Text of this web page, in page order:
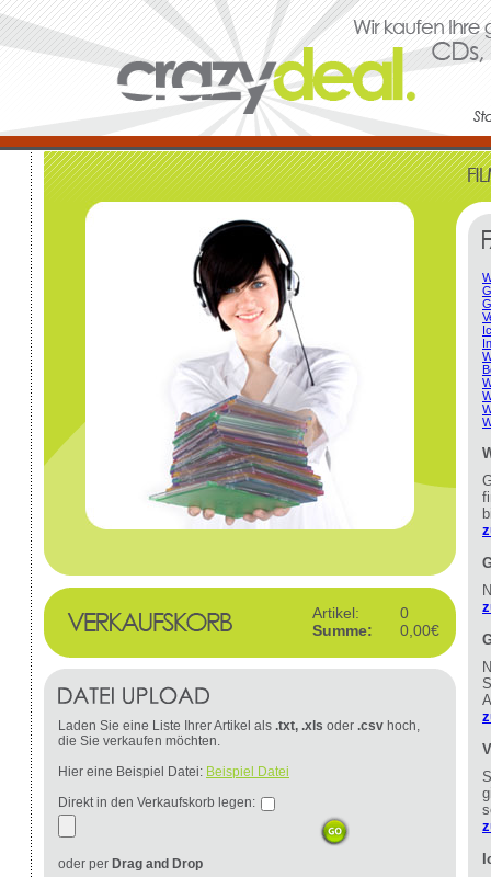
Artikel:
0
Summe:
0,00€
Laden Sie eine Liste Ihrer Artikel als .txt, .xls oder .csv hoch,
die Sie verkaufen möchten.
Hier eine Beispiel Datei: Beispiel Datei
Direkt in den Verkaufskorb legen:
oder per Drag and Drop